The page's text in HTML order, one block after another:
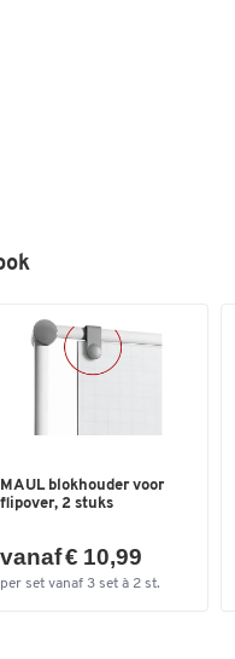
MAUL blokhouder voor
flipover, 2 stuks
vanaf € 10,99
per set vanaf 3 set à 2 st.